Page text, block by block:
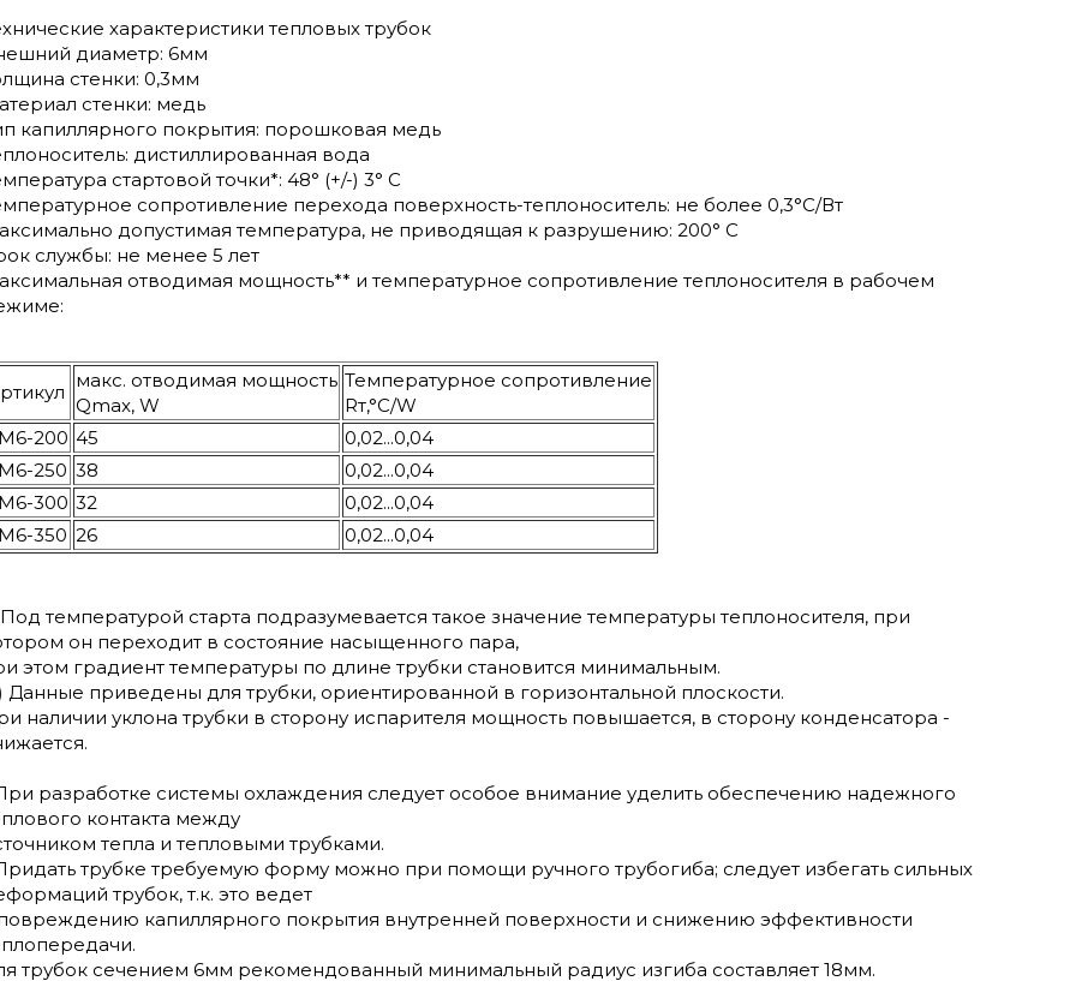
характеристики тепловых трубок
диаметр: 6мм
стенки: 0,3мм
стенки: медь
капиллярного покрытия: порошковая медь
дистиллированная вода
стартовой точки*: 48° (+/-) 3° С
сопротивление перехода поверхность-теплоноситель: не более 0,3°С/Вт
допустимая температура, не приводящая к разрушению: 200° С
службы: не менее 5 лет
отводимая мощность** и температурное сопротивление теплоносителя в рабочем
макс. отводимая мощность
Qmax, W
Температурное сопротивление
Rт,°С/W
200 45
0,02...0,04
250 38
0,02...0,04
300 32
0,02...0,04
350 26 0,02...0,04
температурой старта подразумевается такое значение температуры теплоносителя, при
он переходит в состояние насыщенного пара,
этом градиент температуры по длине трубки становится минимальным.
Данные приведены для трубки, ориентированной в горизонтальной плоскости.
наличии уклона трубки в сторону испарителя мощность повышается, в сторону конденсатора -
разработке системы охлаждения следует особое внимание уделить обеспечению надежного
контакта между
тепла и тепловыми трубками.
трубке требуемую форму можно при помощи ручного трубогиба; следует избегать сильных
трубок, т.к. это ведет
капиллярного покрытия внутренней поверхности и снижению эффективности
трубок сечением 6мм рекомендованный минимальный радиус изгиба составляет 18мм.